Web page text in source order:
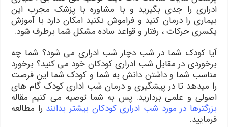
ادراری را جدی بگیرید و با مشاوره با پزشک مجرب این
بیماری را درمان کنید و فراموش نکنید امکان دارد با آموزش
یکسری حرکات ، رفتار و قواعد ساده مشکل شما برطرف شود.
آیا کودک شما در شب دچار شب ادراری می شود؟ شما چه
برخوردی در مقابل شب ادراری کودکان خود می کنید؟ برخورد
مناسب شما و داشتن دانش به شما و کودک شما این فرصت
را میدهد تا در پیشگیری و درمان شب اداری کودک گام های
اصولی و علمی بردارید. پس به شما توصیه می کنیم مقاله
بزرگترها در مورد شب ادراری کودکان بیشتر بدانند را مطالعه
فرمایید.